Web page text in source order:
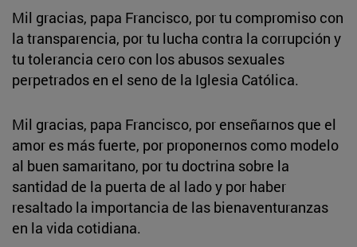
Mil gracias, papa Francisco, por tu compromiso con
la transparencia, por tu lucha contra la corrupción y
tu tolerancia cero con los abusos sexuales
perpetrados en el seno de la Iglesia Católica.
Mil gracias, papa Francisco, por enseñarnos que el
amor es más fuerte, por proponernos como modelo
al buen samaritano, por tu doctrina sobre la
santidad de la puerta de al lado y por haber
resaltado la importancia de las bienaventuranzas
en la vida cotidiana.